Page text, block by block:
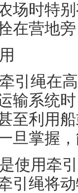
场时特
在营地
引绳在
输系统
至利用
旦掌握
使用牵
引绳将